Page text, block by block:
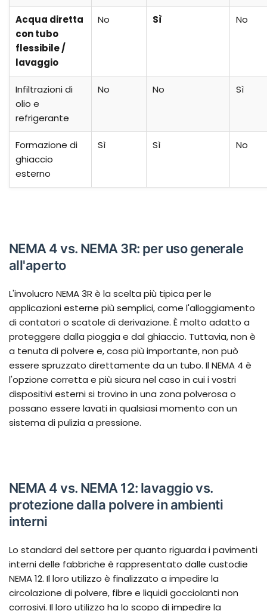
Acqua diretta
con tubo
flessibile /
lavaggio
No Sì No
Infiltrazioni di
olio e
refrigerante
No No Sì
Formazione di
ghiaccio
esterno
Sì Sì No
NEMA 4 vs. NEMA 3R: per uso generale
all'aperto
L'involucro NEMA 3R è la scelta più tipica per le
applicazioni esterne più semplici, come l'alloggiamento
di contatori o scatole di derivazione. È molto adatto a
proteggere dalla pioggia e dal ghiaccio. Tuttavia, non è
a tenuta di polvere e, cosa più importante, non può
essere spruzzato direttamente da un tubo. Il NEMA 4 è
l'opzione corretta e più sicura nel caso in cui i vostri
dispositivi esterni si trovino in una zona polverosa o
possano essere lavati in qualsiasi momento con un
sistema di pulizia a pressione.
NEMA 4 vs. NEMA 12: lavaggio vs.
protezione dalla polvere in ambienti
interni
Lo standard del settore per quanto riguarda i pavimenti
interni delle fabbriche è rappresentato dalle custodie
NEMA 12. Il loro utilizzo è finalizzato a impedire la
circolazione di polvere, fibre e liquidi gocciolanti non
corrosivi. Il loro utilizzo ha lo scopo di impedire la